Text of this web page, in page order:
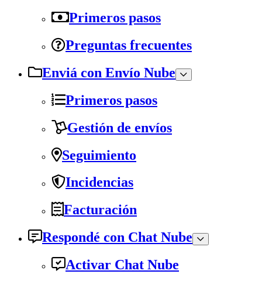
Primeros pasos
Preguntas frecuentes
Enviá con Envío Nube
Primeros pasos
Gestión de envíos
Seguimiento
Incidencias
Facturación
Respondé con Chat Nube
Activar Chat Nube